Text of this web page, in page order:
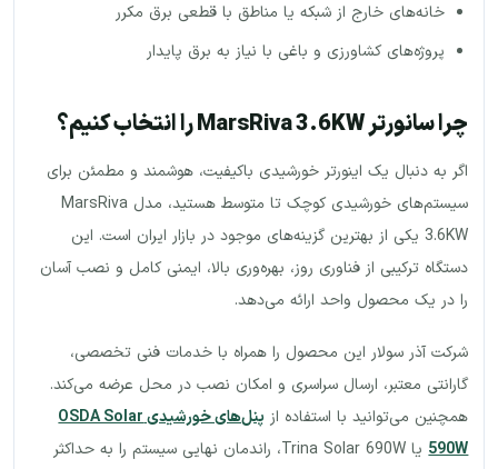
خانه‌های خارج از شبکه یا مناطق با قطعی برق مکرر
پروژه‌های کشاورزی و باغی با نیاز به برق پایدار
چرا سانورتر MarsRiva 3.6KW را انتخاب کنیم؟
اگر به دنبال یک اینورتر خورشیدی باکیفیت، هوشمند و مطمئن برای
سیستم‌های خورشیدی کوچک تا متوسط هستید، مدل MarsRiva
3.6KW یکی از بهترین گزینه‌های موجود در بازار ایران است. این
دستگاه ترکیبی از فناوری روز، بهره‌وری بالا، ایمنی کامل و نصب آسان
را در یک محصول واحد ارائه می‌دهد.
شرکت آذر سولار این محصول را همراه با خدمات فنی تخصصی،
گارانتی معتبر، ارسال سراسری و امکان نصب در محل عرضه می‌کند.
همچنین می‌توانید با استفاده از
پنل‌های خورشیدی OSDA Solar
590W
یا Trina Solar 690W، راندمان نهایی سیستم را به حداکثر